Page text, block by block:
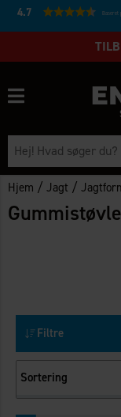
4.7 Baseret
Hjem /Jagt /
Filtre
Sortering